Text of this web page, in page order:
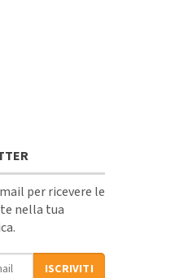
per ricevere le
nella tua
ISCRIVITI